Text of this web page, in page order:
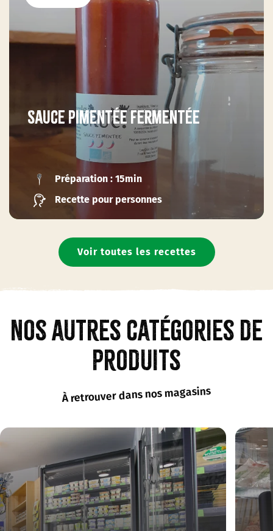
Sauce pimentée fermentée
Préparation : 15min
Recette pour personnes
Voir toutes les recettes
Nos autres catégories de
produits
À retrouver dans nos magasins